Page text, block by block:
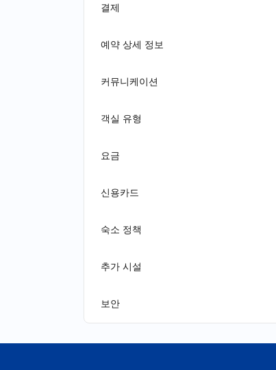
결제
예약 상세 정보
커뮤니케이션
객실 유형
요금
신용카드
숙소 정책
추가 시설
보안